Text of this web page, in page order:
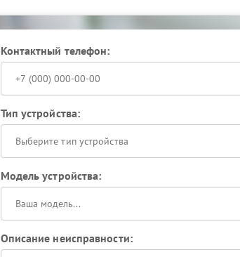
Контактный телефон:
Тип устройства:
Выберите тип устройства
Модель устройства:
Описание неисправности: